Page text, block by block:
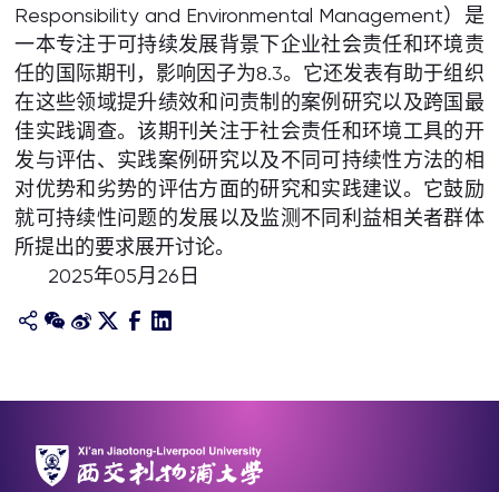
Responsibility and Environmental Management）是
一本专注于可持续发展背景下企业社会责任和环境责
任的国际期刊，影响因子为8.3。它还发表有助于组织
在这些领域提升绩效和问责制的案例研究以及跨国最
佳实践调查。该期刊关注于社会责任和环境工具的开
发与评估、实践案例研究以及不同可持续性方法的相
对优势和劣势的评估方面的研究和实践建议。它鼓励
就可持续性问题的发展以及监测不同利益相关者群体
所提出的要求展开讨论。
2025年05月26日